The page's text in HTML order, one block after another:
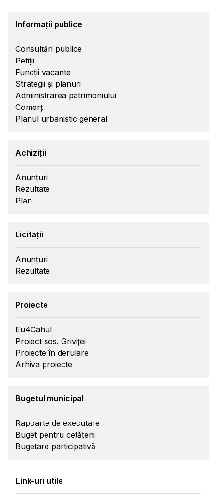
Informații publice
Consultări publice
Petiții
Funcții vacante
Strategii și planuri
Administrarea patrimoniului
Comerț
Planul urbanistic general
Achiziții
Anunțuri
Rezultate
Plan
Licitații
Anunțuri
Rezultate
Proiecte
Eu4Cahul
Proiect șos. Griviței
Proiecte în derulare
Arhiva proiecte
Bugetul municipal
Rapoarte de executare
Buget pentru cetățeni
Bugetare participativă
Link-uri utile